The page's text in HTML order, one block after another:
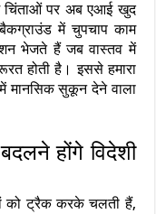
चिंताओं पर अब एआई खुद
में चुपचाप काम
भेजते हैं जब वास्तव में
होती है। इससे हमारा
मानसिक सुकून देने वाला
होंगे विदेशी
को ट्रैक करके चलती हैं,